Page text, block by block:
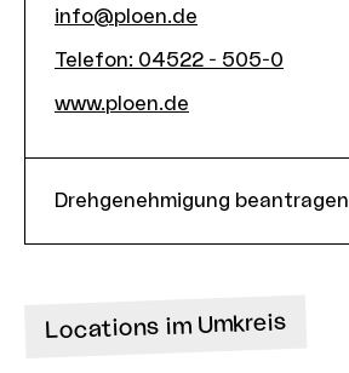
info@ploen.de
Telefon: 04522 - 505-0
www.ploen.de
Drehgenehmigung beantragen
Locations im Umkreis